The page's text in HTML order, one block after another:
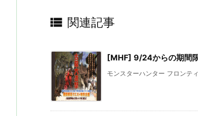
 関連記事
[MHF] 9/24からの期間
モンスターハンター フロンテ